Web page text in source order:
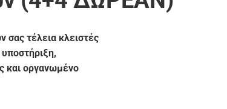
σας τέλεια κλειστές
και οργανωμένο